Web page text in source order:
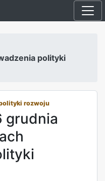
polityki
rozwoju
grudnia